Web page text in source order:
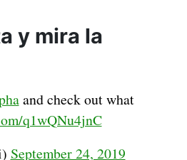
y mira la
and check out what
q1wQNu4jnC
September 24, 2019